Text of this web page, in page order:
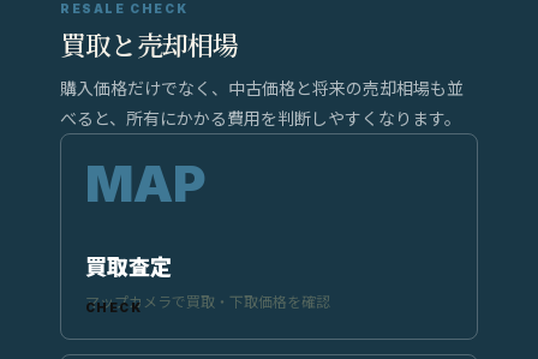
RESALE CHECK
買取と売却相場
購入価格だけでなく、中古価格と将来の売却相場も並
べると、所有にかかる費用を判断しやすくなります。
買取査定
マップカメラで買取・下取価格を確認